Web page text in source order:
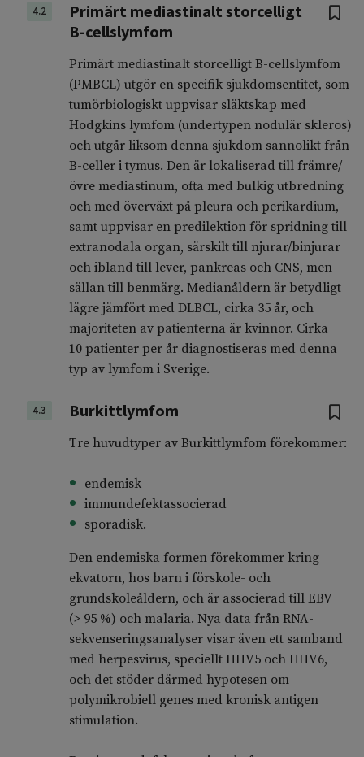
4.2
Primärt mediastinalt storcelligt
B-cellslymfom
Primärt mediastinalt storcelligt B-cellslymfom
(PMBCL) utgör en specifik sjukdomsentitet, som
tumörbiologiskt uppvisar släktskap med
Hodgkins lymfom (undertypen nodulär skleros)
och utgår liksom denna sjukdom sannolikt från
B-celler i tymus. Den är lokaliserad till främre/
övre mediastinum, ofta med bulkig utbredning
och med överväxt på pleura och perikardium,
samt uppvisar en predilektion för spridning till
extranodala organ, särskilt till njurar/binjurar
och ibland till lever, pankreas och CNS, men
sällan till benmärg. Medianåldern är betydligt
lägre jämfört med DLBCL, cirka 35 år, och
majoriteten av patienterna är kvinnor. Cirka
10 patienter per år diagnostiseras med denna
typ av lymfom i Sverige.
4.3 Burkittlymfom
Tre huvudtyper av Burkittlymfom förekommer:
endemisk
immundefektassocierad
sporadisk.
Den endemiska formen förekommer kring
ekvatorn, hos barn i förskole- och
grundskoleåldern, och är associerad till EBV
(> 95 %) och malaria. Nya data från RNA-
sekvenseringsanalyser visar även ett samband
med herpesvirus, speciellt HHV5 och HHV6,
och det stöder därmed hypotesen om
polymikrobiell genes med kronisk antigen
stimulation.